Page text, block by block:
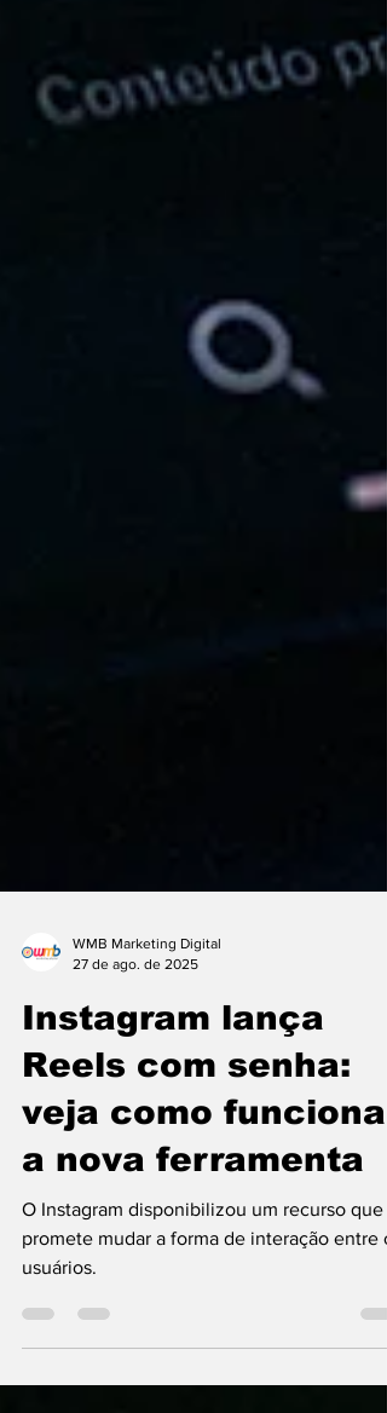
WMB Marketing Digital
27 de ago. de 2025
Instagram lança
Reels com senha:
veja como funciona
a nova ferramenta
O Instagram disponibilizou um recurso que
promete mudar a forma de interação entre